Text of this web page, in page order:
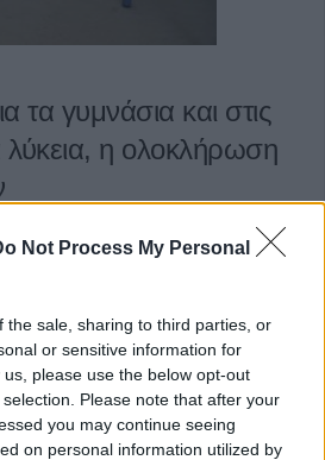
Not Process My Personal
the sale, sharing to third parties, or
or sensitive information for
please use the below opt-out
Please note that after your
you may continue seeing
on personal information utilized by
τα γυμνάσια και στις
λύκεια, η ολοκλήρωση
Παιδείας, Θρησκευμάτων και
διδακτικού έτους 2024-2025:
Απρ 2025